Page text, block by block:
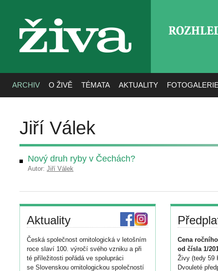
živa
ARCHIV O ŽIVĚ TÉMATA AKTUALITY
Jiří Válek
Nový druh ryby v Čechách?
Autor: Jiří Válek
Aktuality
Česká společnost ornitologická v letošním
roce slaví 100. výročí svého vzniku a při
té příležitosti pořádá ve spolupráci
se Slovenskou ornitologickou společností
Cena
od čísla 1/
Živy (tedy 59
Dvouleté